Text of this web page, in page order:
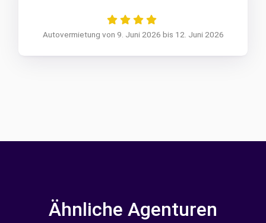
Autovermietung von 9. Juni 2026 bis 12. Juni 2026
Ähnliche Agenturen